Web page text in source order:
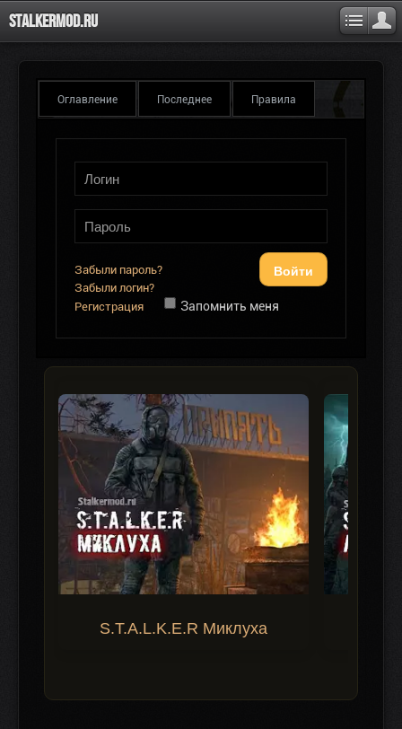
Stalkermod.ru
Оглавление Последнее Правила
Войти
Забыли пароль?
Забыли логин?
Регистрация
Запомнить меня
S.T.A.L.K.E.R Миклуха